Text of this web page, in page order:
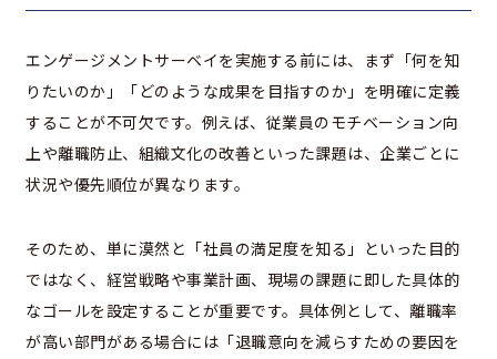
エンゲージメントサーベイを実施する前には、まず「何を知
りたいのか」「どのような成果を目指すのか」を明確に定義
することが不可欠です。例えば、従業員のモチベーション向
上や離職防止、組織文化の改善といった課題は、企業ごとに
状況や優先順位が異なります。
そのため、単に漠然と「社員の満足度を知る」といった目的
ではなく、経営戦略や事業計画、現場の課題に即した具体的
なゴールを設定することが重要です。具体例として、離職率
が高い部門がある場合には「退職意向を減らすための要因を